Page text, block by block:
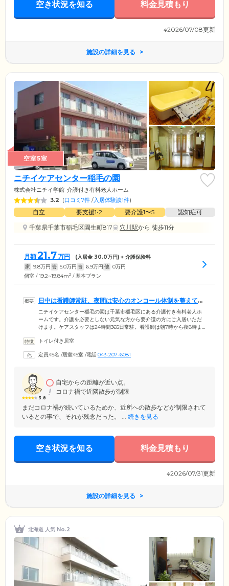
空き状況を知る 料金見積もり
※2026/07/08更新
施設の詳細を見る
空室5室
ニチイケアセンター稲毛の園
株式会社ニチイ学館 介護付き有料老人ホーム
3.2 (口コミ7件 /入居体験談1件)
自立 要支援1•2 要介護1〜5
認知症可
千葉県千葉市稲毛区園生町817
穴川駅から 徒歩11分
月額21.7万円 (入居金 30.0万円) + 介護保険料
家 9.8万円 管 5.0万円 食 6.9万円 他 0万円
個室 / 19.2~19.84m2 / 基本プラン
日中は看護師常駐、夜間は安心のオンコール体制を整えてい
ます
ニチイケアセンター稲毛の園は千葉市稲毛区にある介護付き有料老人ホ
ームです。介護を必要としない元気な方から要介護の方にご入居いただ
けます。ケアスタッフは24時間365日常駐。看護師は朝7時から夜8時ま
協力医の定期的な往診や、お一人おひとりのお体に合わせた機能訓練、
夜間に緊急事態が起こった場合は、提携医療機関とのオンコールですぐ
トイレ付き居室
定員45名 /居室45室 /電話043-207-6081
3.8
自宅からの距離が近い点。
コロナ禍で近隣散歩が制限
まだコロナ禍が続いているためか、近所への散歩などが制限されて
いるとの事で、それが残念だった。 ... 続きを見る
空き状況を知る 料金見積もり
※2026/07/31更新
施設の詳細を見る
北海道 人気 No.2